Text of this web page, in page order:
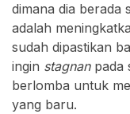
dimana dia berada
adalah
sudah dipastikan
ingin stagnanpada
berlomba untuk
yang baru.